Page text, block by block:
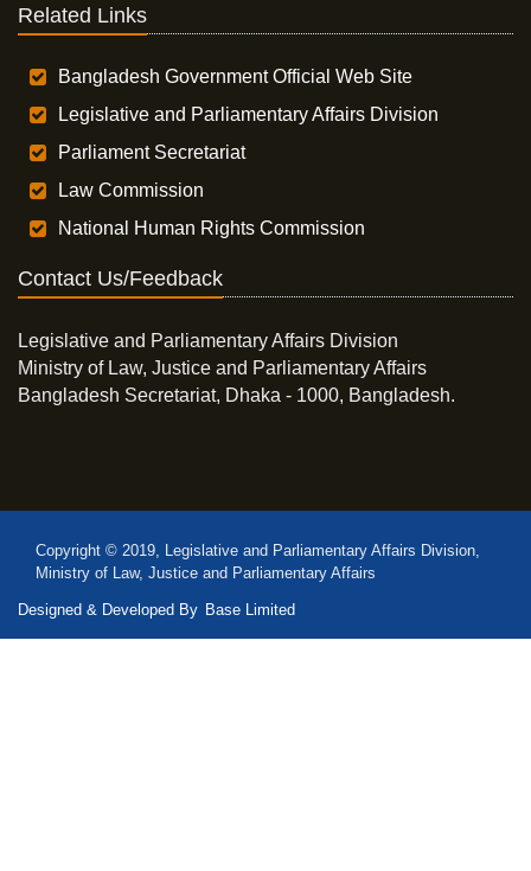
Related Links
Bangladesh Government Official Web Site
Legislative and Parliamentary Affairs Division
Parliament Secretariat
Law Commission
National Human Rights Commission
Contact Us/Feedback
Legislative and Parliamentary Affairs Division
Ministry of Law, Justice and Parliamentary Affairs
Bangladesh Secretariat, Dhaka - 1000, Bangladesh.
Copyright © 2019, Legislative and Parliamentary Affairs Division,
Ministry of Law, Justice and Parliamentary Affairs
Designed & Developed By Base Limited